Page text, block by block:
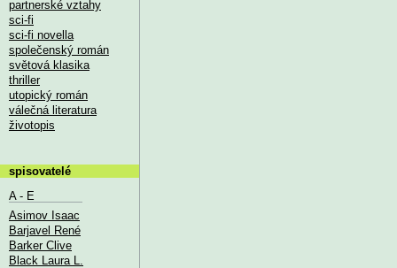
partnerské vztahy
sci-fi
sci-fi novella
společenský román
světová klasika
thriller
utopický román
válečná literatura
životopis
spisovatelé
A - E
Asimov Isaac
Barjavel René
Barker Clive
Black Laura L.